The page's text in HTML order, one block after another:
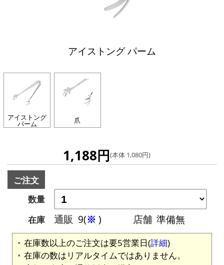
アイストング パーム
アイストング
パーム 爪
1,188円(本体 1,080円)
ご注文
数量
在庫
通販 9(※ ) 店舗 準備無
在庫数以上のご注文は要5営業日(詳細)
在庫の数はリアルタイムではありません。